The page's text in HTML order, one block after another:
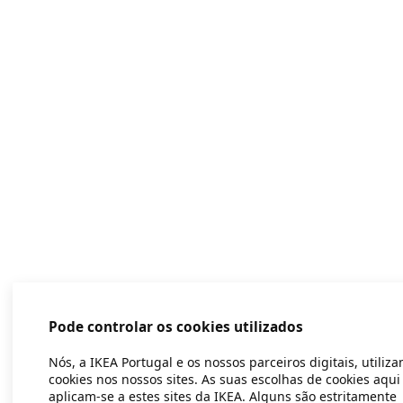
Pode controlar os cookies utilizados
Nós, a IKEA Portugal e os nossos parceiros digitais,
cookies nos nossos sites. As suas escolhas de cookies aqui
aplicam-se a estes sites da IKEA. Alguns são estritamente